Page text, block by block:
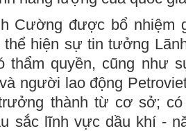
Cường được bổ nhiệm
thể hiện sự tin tưởng
thẩm quyền, cũng như
người lao động
thành từ cơ sở;
sắc lĩnh vực dầu khí -